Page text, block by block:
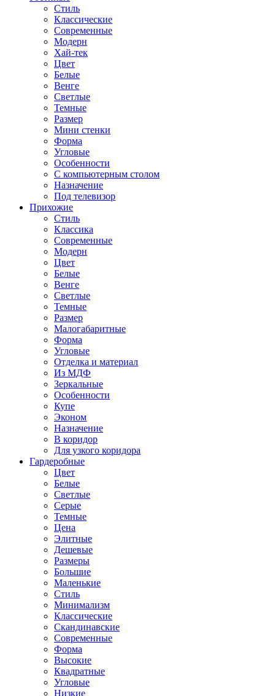
Стиль
Классические
Современные
Модерн
Хай-тек
Цвет
Белые
Венге
Светлые
Темные
Размер
Мини стенки
Форма
Угловые
Особенности
С компьютерным столом
Назначение
Под телевизор
Прихожие
Стиль
Классика
Современные
Модерн
Цвет
Белые
Венге
Светлые
Темные
Размер
Малогабаритные
Форма
Угловые
Отделка и материал
Из МДФ
Зеркальные
Особенности
Купе
Эконом
Назначение
В коридор
Для узкого коридора
Гардеробные
Цвет
Белые
Светлые
Серые
Темные
Цена
Элитные
Дешевые
Размеры
Большие
Маленькие
Стиль
Минимализм
Классические
Скандинавские
Современные
Форма
Высокие
Квадратные
Угловые
Низкие